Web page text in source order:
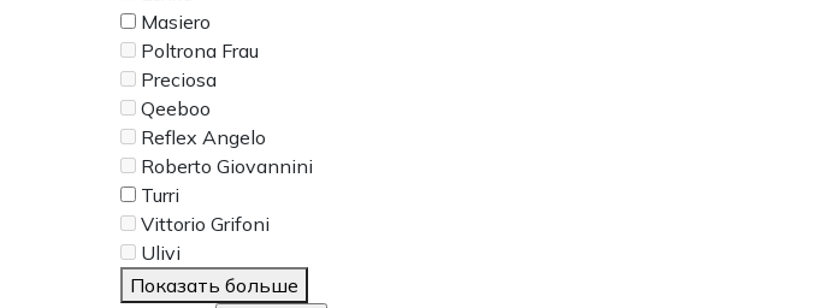
Masiero
Poltrona Frau
Preciosa
Qeeboo
Reflex Angelo
Roberto Giovannini
Turri
Vittorio Grifoni
Ulivi
Показать больше